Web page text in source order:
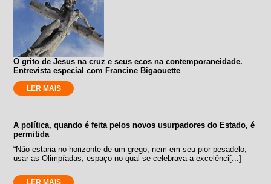
O grito de Jesus na cruz e seus ecos na contemporaneidade.
Entrevista especial com Francine Bigaouette
LER MAIS
A política, quando é feita pelos novos usurpadores do Estado, é
permitida
“Não estaria no horizonte de um grego, nem em seu pior pesadelo,
usar as Olimpíadas, espaço no qual se celebrava a excelênci[...]
LER MAIS